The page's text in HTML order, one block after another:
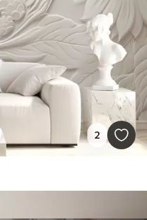
filtros
2